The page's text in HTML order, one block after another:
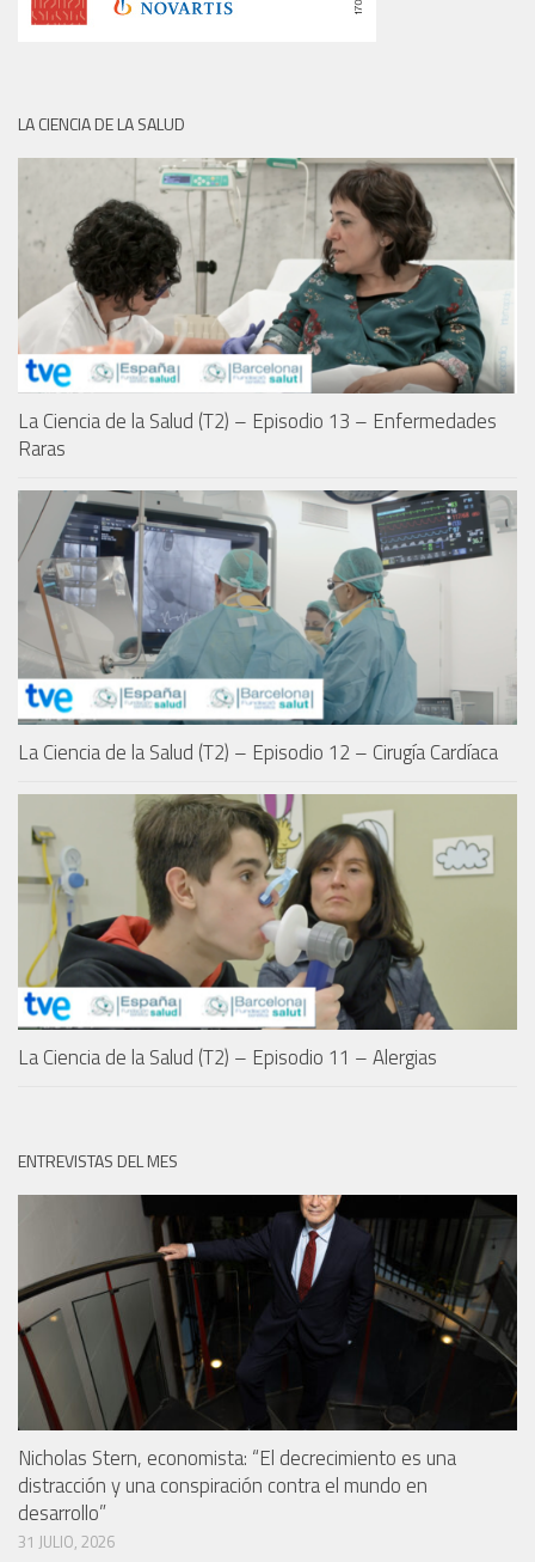
LA CIENCIA DE LA SALUD
La Ciencia de la Salud (T2) – Episodio 13 – Enfermedades
Raras
La Ciencia de la Salud (T2) – Episodio 12 – Cirugía Cardíaca
La Ciencia de la Salud (T2) – Episodio 11 – Alergias
ENTREVISTAS DEL MES
Nicholas Stern, economista: “El decrecimiento es una
distracción y una conspiración contra el mundo en
desarrollo”
31 JULIO, 2026